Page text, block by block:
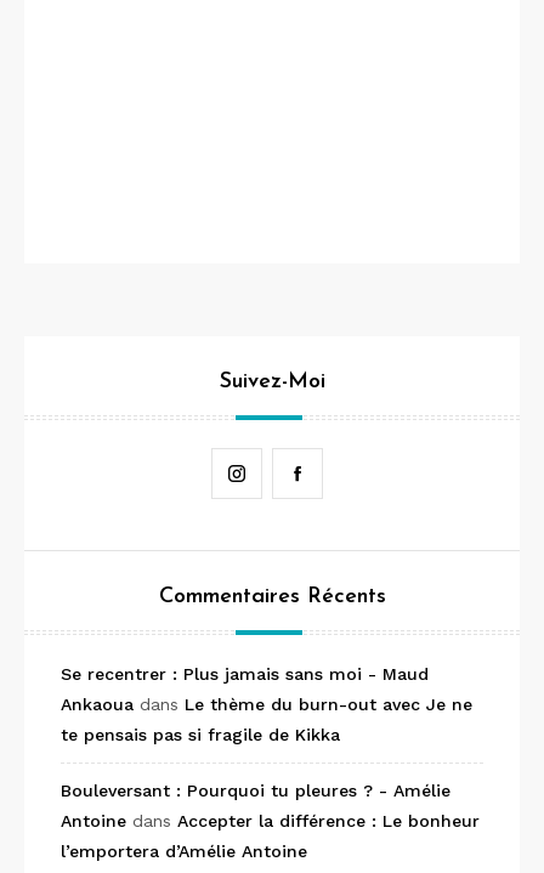
Suivez-Moi
Instagram
Commentaires Récents
Se recentrer : Plus jamais sans moi - Maud
Ankaoua dans Le thème du burn-out avec Je ne
te pensais pas si fragile de Kikka
Bouleversant : Pourquoi tu pleures ? - Amélie
Antoine dans Accepter la différence : Le bonheur
l’emportera d’Amélie Antoine